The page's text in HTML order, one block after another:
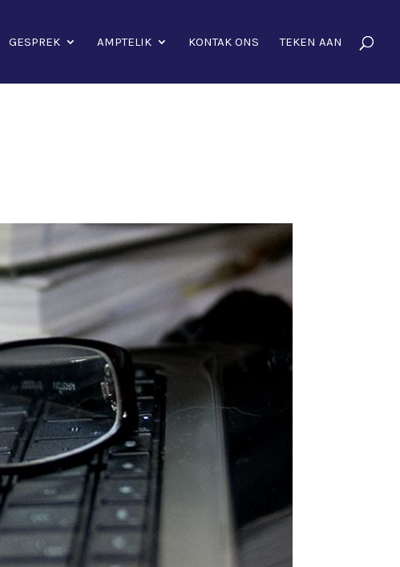
GESPREK AMPTELIK KONTAK ONS TEKEN AAN